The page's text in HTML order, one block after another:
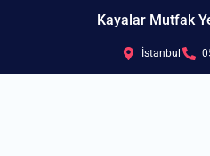
Kayalar Mutfak
İstanbul